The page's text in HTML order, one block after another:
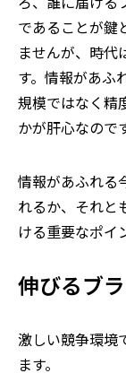
であることが鍵
ませんが、時代
す。情報があふ
規模ではなく精
かが肝心なので
情報があふれる
れるか、それと
ける重要なポイ
伸びるブ
激しい競争環境
ます。